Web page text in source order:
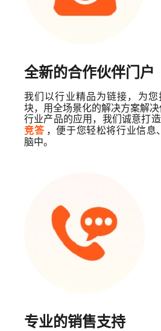
全新的合作伙伴门户
我们以行业精品为链接，为
块，用全场景化的解决方案解
行业产品的应用，我们诚意打
竞答 ，便于您轻松将行业信息
脑中。
专业的销售支持